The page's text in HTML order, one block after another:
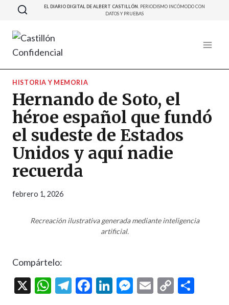
Saltar
contenido
EL DIARIO DIGITAL DE ALBERT CASTILLÓN. PERIODISMO INCÓMODO CON
DATOS Y PRUEBAS
HISTORIA Y MEMORIA
Hernando de Soto, el
héroe español que fundó
el sudeste de Estados
Unidos y aquí nadie
recuerda
febrero 1, 2026
Recreación ilustrativa generada mediante inteligencia
artificial.
Compártelo:
X
W T
F
Li M E
C